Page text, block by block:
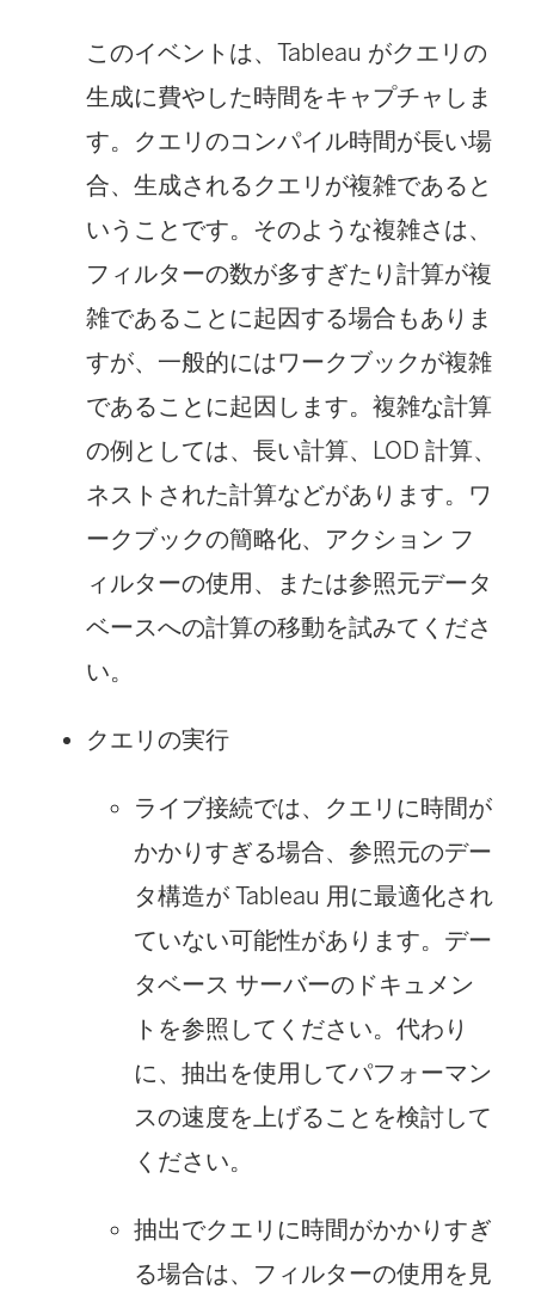
このイベントは、Tableau がクエリの
生成に費やした時間をキャプチャしま
す。クエリのコンパイル時間が長い場
合、生成されるクエリが複雑であると
いうことです。そのような複雑さは、
フィルターの数が多すぎたり計算が複
雑であることに起因する場合もありま
すが、一般的にはワークブックが複雑
であることに起因します。複雑な計算
の例としては、長い計算、LOD 計算、
ネストされた計算などがあります。ワ
ークブックの簡略化、アクション フ
ィルターの使用、または参照元データ
ベースへの計算の移動を試みてくださ
い。
クエリの実行
ライブ接続では、クエリに時間が
かかりすぎる場合、参照元のデー
タ構造が Tableau 用に最適化され
ていない可能性があります。デー
タベース サーバーのドキュメン
トを参照してください。代わり
に、抽出を使用してパフォーマン
スの速度を上げることを検討して
ください。
抽出でクエリに時間がかかりすぎ
る場合は、フィルターの使用を見